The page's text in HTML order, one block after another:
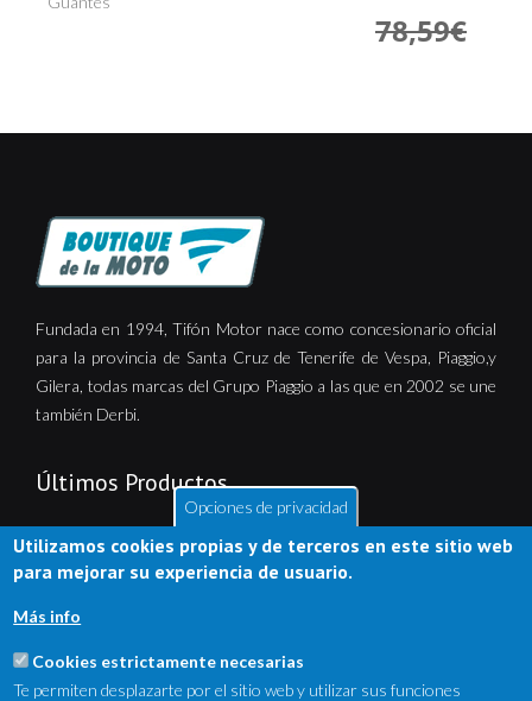
78,59€
Fundada en 1994, Tifón Motor nace como concesionario oficial
para la provincia de Santa Cruz de Tenerife de Vespa, Piaggio,y
Gilera, todas marcas del Grupo Piaggio a las que en 2002 se une
también Derbi.
Últimos Productos
Opciones de privacidad
Utilizamos cookies propias y de terceros en este sitio web
para mejorar su experiencia de usuario.
Más info
Cookies estrictamente necesarias
Te permiten desplazarte por el sitio web y utilizar sus funciones